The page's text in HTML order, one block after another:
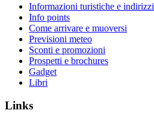
Informazioni turistiche e indirizzi
Info points
Come arrivare e muoversi
Previsioni meteo
Sconti e promozioni
Prospetti e brochures
Gadget
Libri
Links